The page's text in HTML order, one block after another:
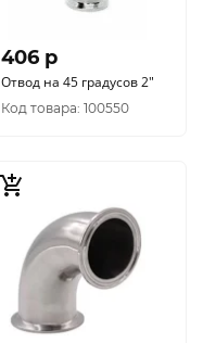
406 p
Отвод на 45 градусов 2"
Код товара: 100550